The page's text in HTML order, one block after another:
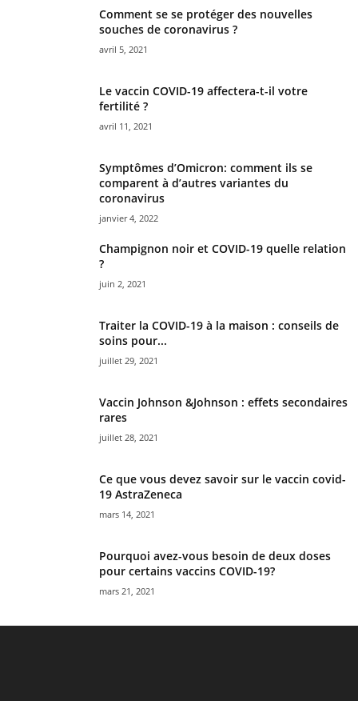
Comment se se protéger des nouvelles
souches de coronavirus ?
avril 5, 2021
Le vaccin COVID-19 affectera-t-il votre
fertilité ?
avril 11, 2021
Symptômes d’Omicron: comment ils se
comparent à d’autres variantes du
coronavirus
janvier 4, 2022
Champignon noir et COVID-19 quelle relation
?
juin 2, 2021
Traiter la COVID-19 à la maison : conseils de
soins pour...
juillet 29, 2021
Vaccin Johnson &Johnson : effets secondaires
rares
juillet 28, 2021
Ce que vous devez savoir sur le vaccin covid-
19 AstraZeneca
mars 14, 2021
Pourquoi avez-vous besoin de deux doses
pour certains vaccins COVID-19?
mars 21, 2021